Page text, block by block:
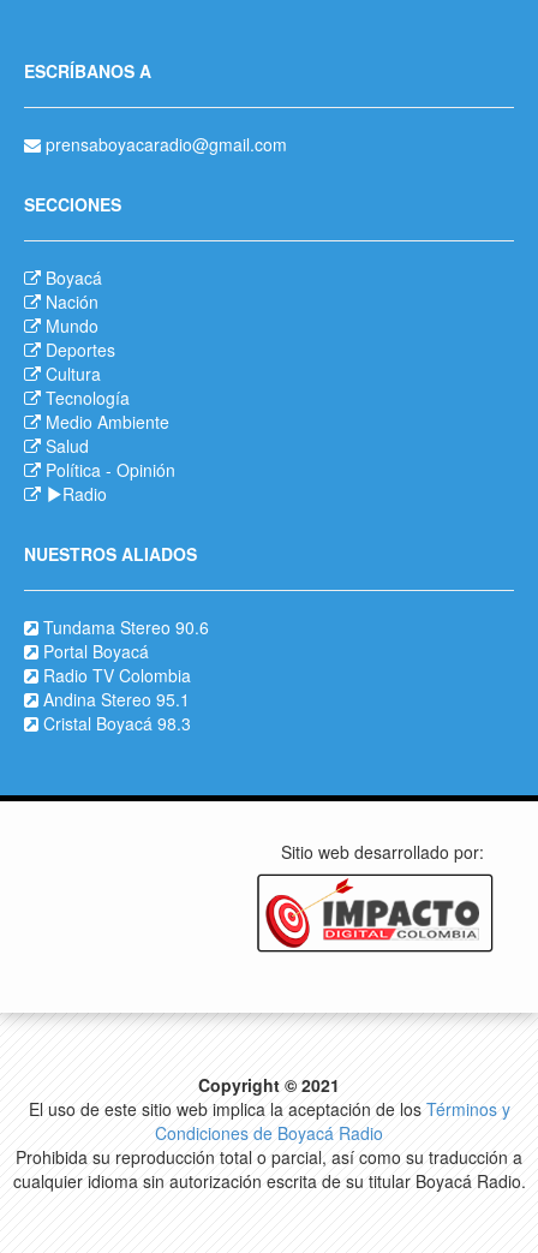
ESCRÍBANOS A
prensaboyacaradio@gmail.com
SECCIONES
Boyacá
Nación
Mundo
Deportes
Cultura
Tecnología
Medio Ambiente
Salud
Política - Opinión
Radio
NUESTROS ALIADOS
Tundama Stereo 90.6
Portal Boyacá
Radio TV Colombia
Andina Stereo 95.1
Cristal Boyacá 98.3
Sitio web desarrollado por:
Copyright © 2021
El uso de este sitio web implica la aceptación de los Términos y
Condiciones de Boyacá Radio
Prohibida su reproducción total o parcial, así como su traducción a
cualquier idioma sin autorización escrita de su titular Boyacá Radio.